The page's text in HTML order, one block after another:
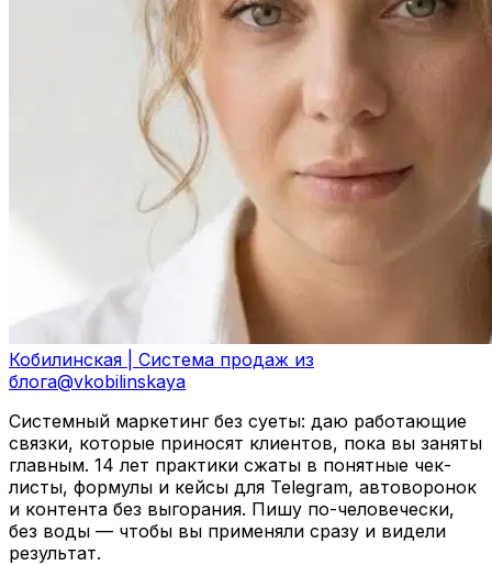
Кобилинская | Система продаж из
блога@vkobilinskaya
Системный маркетинг без суеты: даю работающие
связки, которые приносят клиентов, пока вы заняты
главным. 14 лет практики сжаты в понятные чек-
листы, формулы и кейсы для Telegram, автоворонок
и контента без выгорания. Пишу по-человечески,
без воды — чтобы вы применяли сразу и видели
результат.